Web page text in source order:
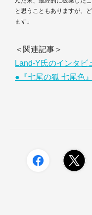
と思うこともありますが、
ます」
＜関連記事＞
Land-Y氏のインタビ
●『七尾の狐 七尾色